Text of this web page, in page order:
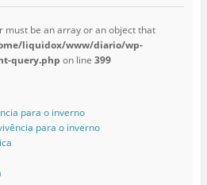
must be an array or an object that
liquidox/www/diario/wp-
query.php on line 399
para o inverno
para o inverno